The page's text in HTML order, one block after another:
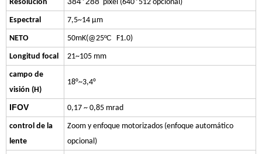
Resolución * píxel (640*512 opcional)
Espectral 7,5~14 μm
NETO 50mK(@25ºC F1.0)
Longitud focal 21~105 mm
campo de
visión (H)
18°~3,4°
IFOV 0,17 ~ 0,85 mrad
control de la
lente
Zoom y enfoque motorizados (enfoque automático
opcional)